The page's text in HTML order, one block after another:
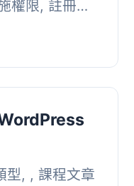
權限, 註冊佈
型, , 課程文章